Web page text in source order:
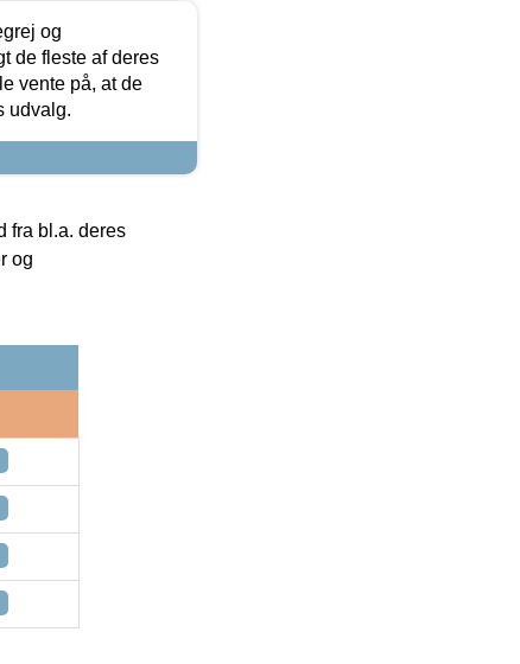
og
de fleste af deres
vente på, at de
udvalg.
fra bl.a. deres
og